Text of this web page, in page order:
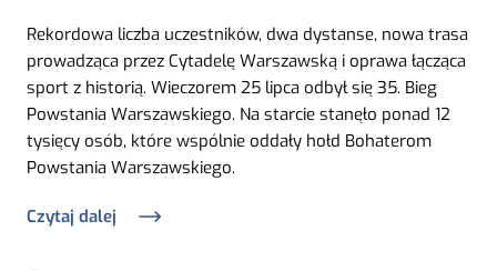
Rekordowa liczba uczestników, dwa dystanse, nowa trasa
prowadząca przez Cytadelę Warszawską i oprawa łącząca
sport z historią. Wieczorem 25 lipca odbył się 35. Bieg
Powstania Warszawskiego. Na starcie stanęło ponad 12
tysięcy osób, które wspólnie oddały hołd Bohaterom
Powstania Warszawskiego.
Czytaj dalej